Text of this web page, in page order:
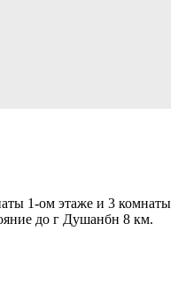
1-ом этаже и 3 комнаты
до г Душанбн 8 км.